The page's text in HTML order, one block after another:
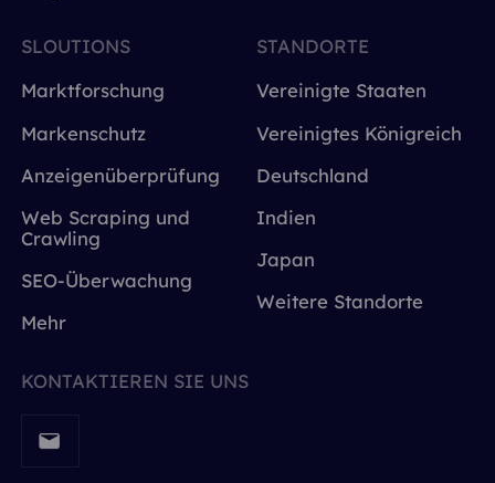
SLOUTIONS
Marktforschung
Markenschutz
Anzeigenüberprüfung
Web Scraping und
Crawling
SEO-Überwachung
Mehr
STANDORTE
Vereinigte Staaten
Vereinigtes Königreich
Deutschland
Indien
Japan
Weitere Standorte
KONTAKTIEREN SIE UNS